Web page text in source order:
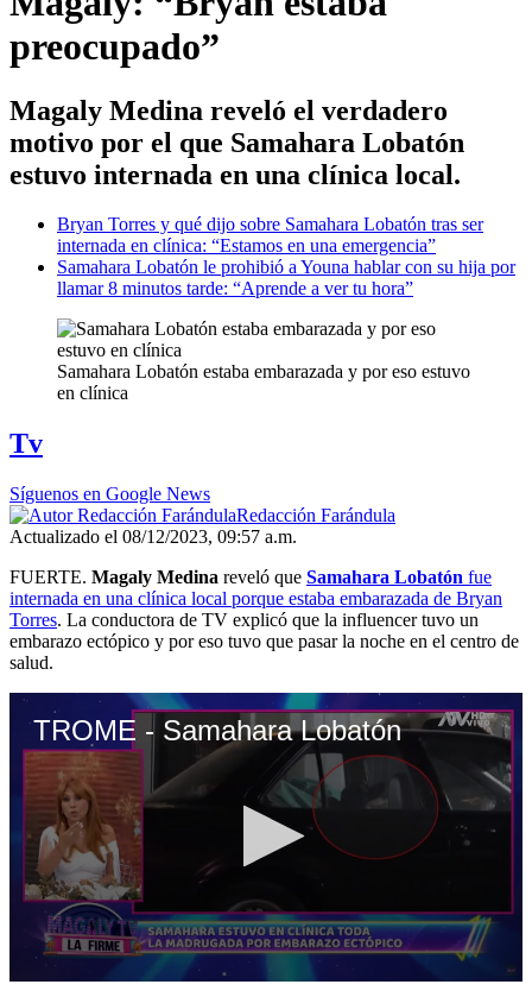
preocupado”
Magaly Medina reveló el verdadero
motivo por el que Samahara Lobatón
estuvo internada en una clínica local.
Bryan Torres y qué dijo sobre Samahara Lobatón tras ser
internada en clínica: “Estamos en una emergencia”
Samahara Lobatón le prohibió a Youna hablar con su hija por
llamar 8 minutos tarde: “Aprende a ver tu hora”
Samahara Lobatón estaba embarazada y por eso estuvo
en clínica
Tv
Síguenos en Google News
Redacción Farándula
Actualizado el 08/12/2023, 09:57 a.m.
FUERTE. Magaly Medina reveló que Samahara Lobatón fue
internada en una clínica local porque estaba embarazada de Bryan
Torres. La conductora de TV explicó que la influencer tuvo un
embarazo ectópico y por eso tuvo que pasar la noche en el centro de
salud.
TROME - Samahara Lobatón